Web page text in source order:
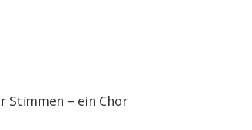
Stimmen – ein Chor